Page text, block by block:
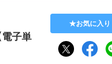
子単
お気に入り